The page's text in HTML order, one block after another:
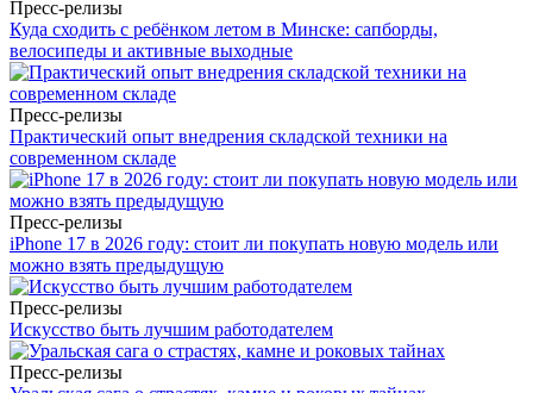
Пресс-релизы
Куда сходить с ребёнком летом в Минске: сапборды,
велосипеды и активные выходные
Пресс-релизы
Практический опыт внедрения складской техники на
современном складе
Пресс-релизы
iPhone 17 в 2026 году: стоит ли покупать новую модель или
можно взять предыдущую
Пресс-релизы
Искусство быть лучшим работодателем
Пресс-релизы